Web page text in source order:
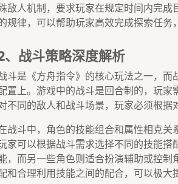
敌人机制，要求玩家在规定时间内完
规律，可以帮助玩家高效完成探索任务
、战斗策略深度解析
斗是《方舟指令》的核心玩法之一，
置上。游戏中的战斗是回合制的，玩
不同的敌人和战斗场景，玩家必须根据
战斗中，角色的技能组合和属性相克关
家可以根据战斗需求选择不同的技能
，而另一些角色则适合扮演辅助或控
和合理利用技能之间的配合，可以极大